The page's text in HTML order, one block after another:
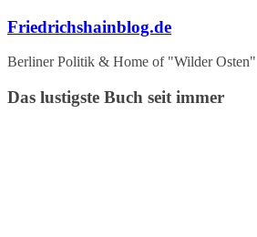
Zum
springen
Friedrichshainblog.de
Berliner Politik & Home of "Wilder Osten"
Das lustigste Buch seit immer